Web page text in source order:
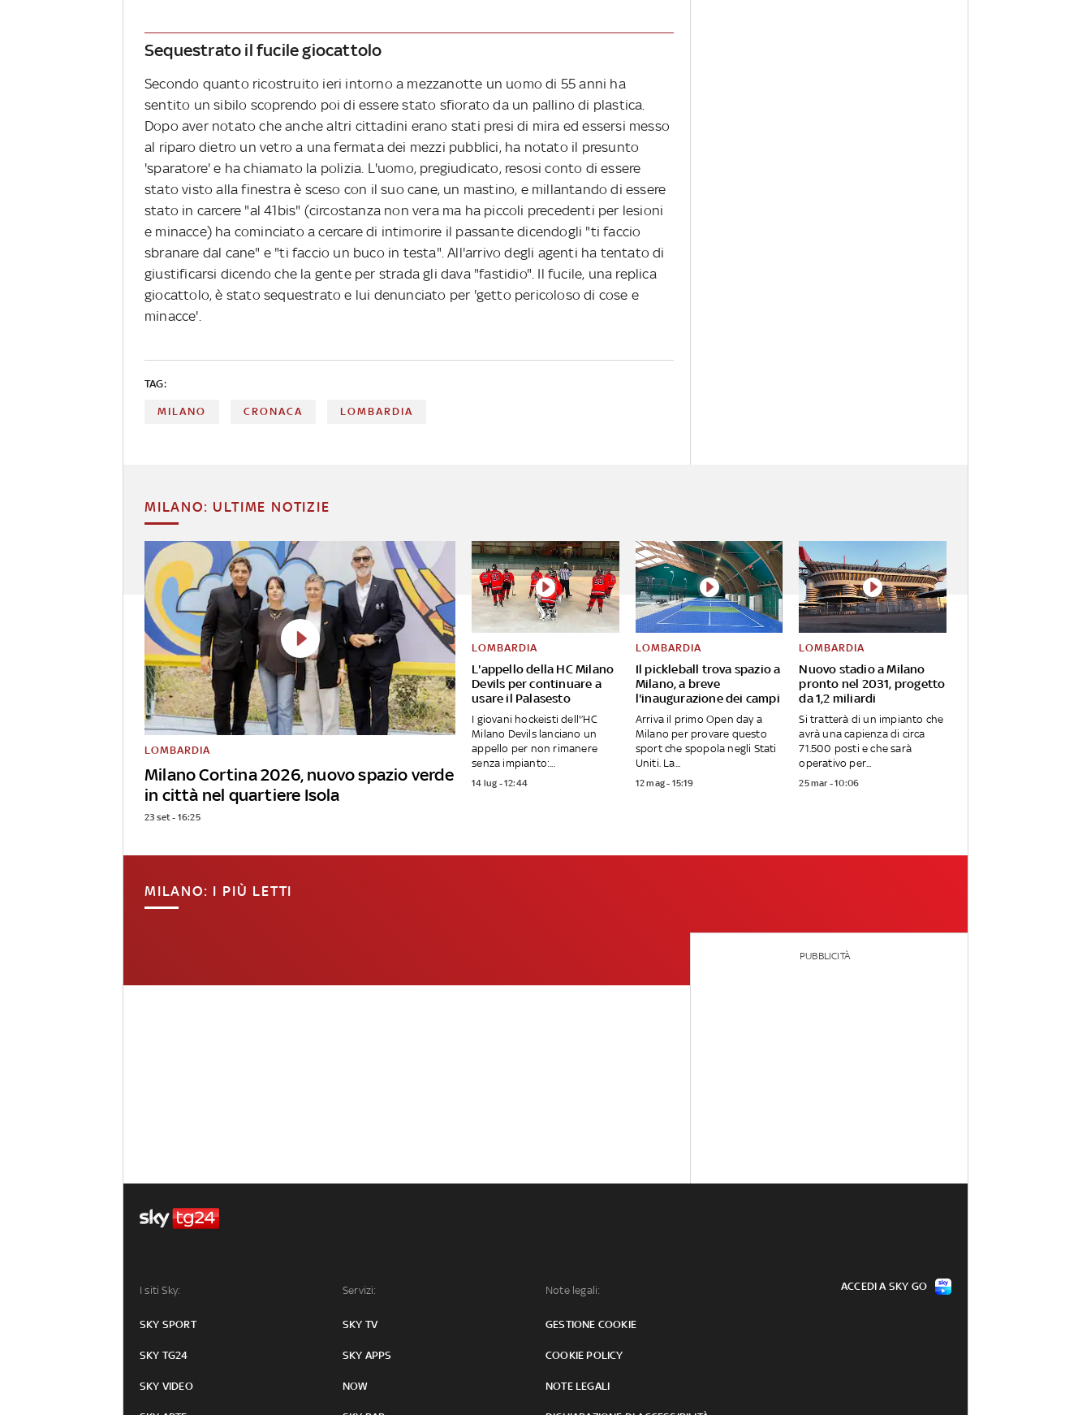
Sequestrato il fucile giocattolo
Secondo quanto ricostruito ieri intorno a mezzanotte un uomo di 55 anni ha
sentito un sibilo scoprendo poi di essere stato sfiorato da un pallino di plastica.
Dopo aver notato che anche altri cittadini erano stati presi di mira ed essersi messo
al riparo dietro un vetro a una fermata dei mezzi pubblici, ha notato il presunto
'sparatore' e ha chiamato la polizia. L'uomo, pregiudicato, resosi conto di essere
stato visto alla finestra è sceso con il suo cane, un mastino, e millantando di essere
stato in carcere "al 41bis" (circostanza non vera ma ha piccoli precedenti per lesioni
e minacce) ha cominciato a cercare di intimorire il passante dicendogli "ti faccio
sbranare dal cane" e "ti faccio un buco in testa". All'arrivo degli agenti ha tentato di
giustificarsi dicendo che la gente per strada gli dava "fastidio". Il fucile, una replica
giocattolo, è stato sequestrato e lui denunciato per 'getto pericoloso di cose e
minacce'.
TAG:
MILANO CRONACA LOMBARDIA
MILANO: ULTIME NOTIZIE
Milano Cortina 2026, nuovo spazio verde
in città nel quartiere Isola
LOMBARDIA
23 set - 16:25
L'appello della HC Milano
Devils per continuare a
usare il Palasesto
LOMBARDIA
I giovani hockeisti dell'’HC
Milano Devils lanciano un
appello per non rimanere
senza impianto:...
14 lug - 12:44
Il pickleball trova spazio a
Milano, a breve
l'inaugurazione dei campi
LOMBARDIA
Arriva il primo Open day a
Milano per provare questo
sport che spopola negli Stati
Uniti. La...
12 mag - 15:19
Nuovo stadio a Milano
pronto nel 2031, progetto
da 1,2 miliardi
LOMBARDIA
Si tratterà di un impianto che
avrà una capienza di circa
71.500 posti e che sarà
operativo per...
25 mar - 10:06
MILANO: I PIÙ LETTI
PUBBLICITÀ
I siti Sky:
SKY SPORT
SKY TG24
SKY VIDEO
Servizi:
SKY TV
SKY APPS
NOW
Note legali:
GESTIONE COOKIE
COOKIE POLICY
NOTE LEGALI
ACCEDI A SKY GO